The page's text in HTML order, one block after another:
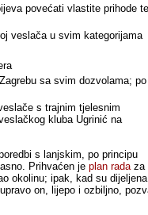
povećati vlastite prihode te
veslača u svim kategorijama
sa svim dozvolama; po
s trajnim tjelesnim
kluba Ugrinić na
s lanjskim, po principu
Prihvaćen je plan radaza
okolinu; ipak, kad su dijeljena
on, lijepo i ozbiljno,